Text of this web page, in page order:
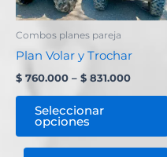
Combos planes pareja
Plan Volar y Trochar
$ 760.000 – $ 831.000
Seleccionar
opciones